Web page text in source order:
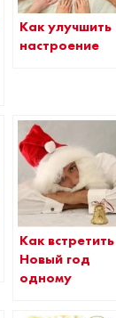
Как улучшить
настроение
Как встретить
Новый год
одному